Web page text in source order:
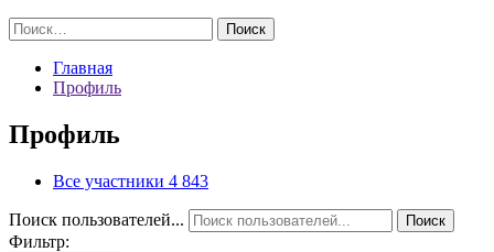
Найти:
Главная
Профиль
Профиль
Все участники 4 843
Поиск пользователей... Поиск
Фильтр: